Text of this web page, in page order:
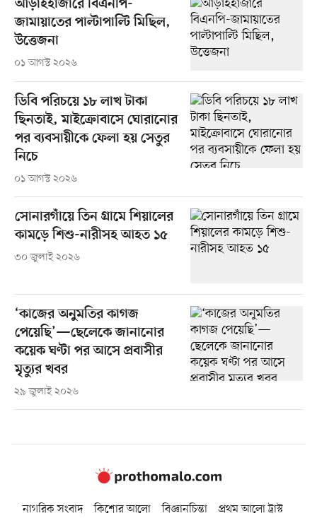
আড়াইহাজারে বিএনপি-
জামায়াতের পাল্টাপাল্টি মিছিল,
উত্তেজনা
০১ আগস্ট ২০২৬
ডিবি পরিচয়ে ১৮ লাখ টাকা
ছিনতাই, মাইক্রোবাসে ঘোরানোর
পর ব্যবসায়ীকে ফেলা হয় সেতুর
নিচে
০১ আগস্ট ২০২৬
সোনারগাঁয়ে তিন গ্রামে শিয়ালের
কামড়ে শিশু-নারীসহ আহত ১৫
৩০ জুলাই ২০২৬
‘কাজের অনুমতির কাগজ
পেয়েছি’—ছেলেকে জানানোর
কয়েক ঘণ্টা পর আসে প্রবাসীর
মৃত্যুর খবর
২৯ জুলাই ২০২৬
নাগরিক সংবাদ কিশোর আলো বিজ্ঞানচিন্তা
প্রথম আলো ট্রাস্ট